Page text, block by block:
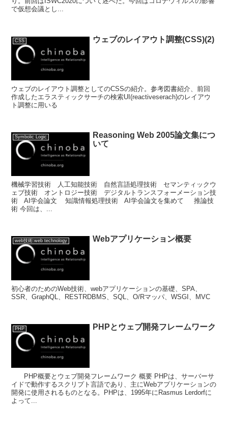
で仮想会議とし...
CSS ウェブのレイアウト調整(CSS)(2)
ウェブのレイアウト調整としてのCSSの紹介。参考図書紹介、前回
作成したエラスティックサーチの検索UI(reactiveserach)のレイアウ
ト調整に用いる
Symbolic Logic
Reasoning Web 2005論文集につ
いて
機械学習技術 人工知能技術 自然言語処理技術 セマンティックウ
ェブ技術 オントロジー技術 デジタルトランスフォーメーション技
術 AI学会論文 知識情報処理技術 AI学会論文を集めて 推論技
術 今回は、...
web技術:web technology Webアプリケーション概要
初心者のためのWeb技術、webアプリケーションの基礎、SPA、
SSR、GraphQL、RESTRDBMS、SQL、O/Rマッパ、WSGI、MVC
PHP PHPとウェブ開発フレームワーク
PHP概要とウェブ開発フレームワーク 概要 PHPは、サーバーサ
イドで動作するスクリプト言語であり、主にWebアプリケーションの
開発に使用されるものとなる。PHPは、1995年にRasmus Lerdorfに
よって...